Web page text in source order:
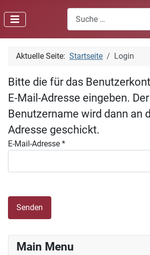
Search
Aktuelle Seite: Startseite Login
Bitte die für das
E-Mail-Adresse eingeben. Der
Benutzername wird dann an
Adresse geschickt.
E-Mail-Adresse *
Senden
Main Menu